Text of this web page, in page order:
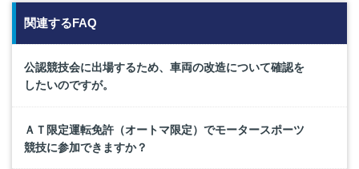
関連するFAQ
公認競技会に出場するため、車両の改造について確認を
したいのですが。
ＡＴ限定運転免許（オートマ限定）でモータースポーツ
競技に参加できますか？